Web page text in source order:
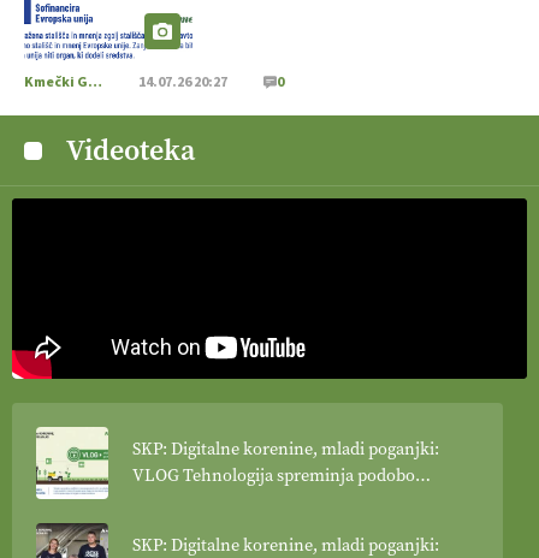
Kmečki Glas 14.07.26 20:27 0
Videoteka
SKP: Digitalne korenine, mladi poganjki:
VLOG Tehnologija spreminja podobo
SKP: Digitalne korenine, mladi poganjki: